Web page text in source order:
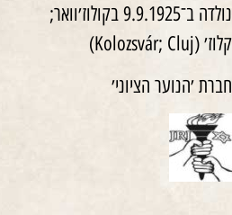
נולדה ב־9.9.1925 בקולוז׳וואר;
קלוז׳ (Kolozsvár; Cluj)
חברת ׳הנוער הציוני׳